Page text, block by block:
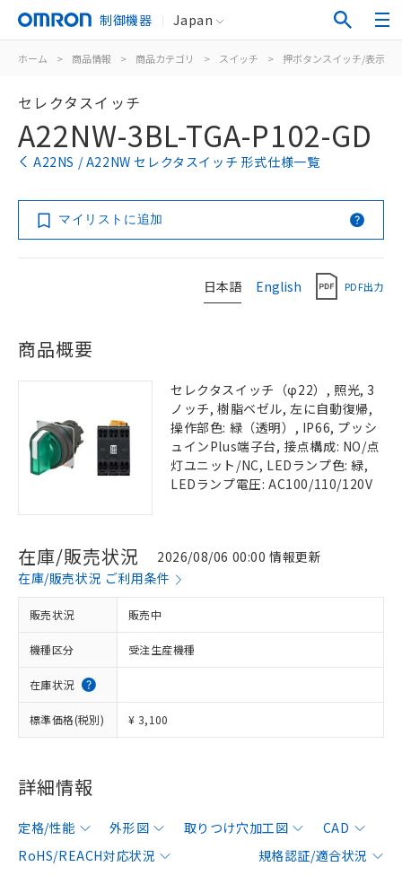
制御機器 Japan
ホーム > 商品情報 > 商品カテゴリ > スイッチ > 押ボタンスイッチ/表示灯
セレクタスイッチ
A22NW-3BL-TGA-P102-GD
A22NS / A22NW セレクタスイッチ 形式仕様一覧
マイリストに追加
日本語 English PDF出力
商品概要
セレクタスイッチ（φ22）, 照光, 3
ノッチ, 樹脂ベゼル, 左に自動復帰,
操作部色: 緑（透明）, IP66, プッシ
ュインPlus端子台, 接点構成: NO/点
灯ユニット/NC, LEDランプ色: 緑,
LEDランプ電圧: AC100/110/120V
在庫/販売状況
2026/08/06 00:00 情報更新
在庫/販売状況 ご利用条件
販売状況 販売中
機種区分 受注生産機種
在庫状況
標準価格(税別) ¥ 3,100
詳細情報
定格/性能 外形図 取りつけ穴加工図
CAD
RoHS/REACH対応状況
規格認証/適合状況